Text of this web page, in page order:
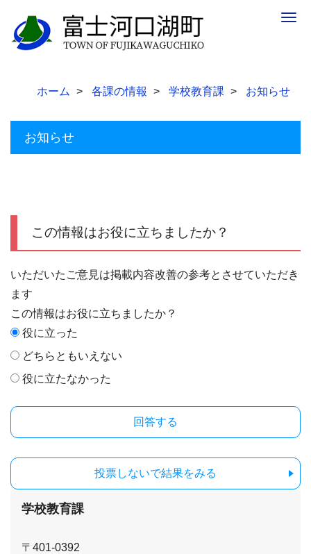
ホーム 各課の情報 学校教育課 お知らせ
お知らせ
この情報はお役に立ちましたか？
いただいたご意見は掲載内容改善の参考とさせていただき
ます
この情報はお役に立ちましたか？
役に立った
どちらともいえない
役に立たなかった
投票しないで結果をみる
学校教育課
〒401-0392